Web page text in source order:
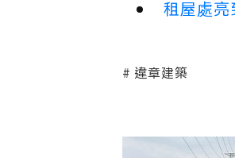
租屋處
違章建築